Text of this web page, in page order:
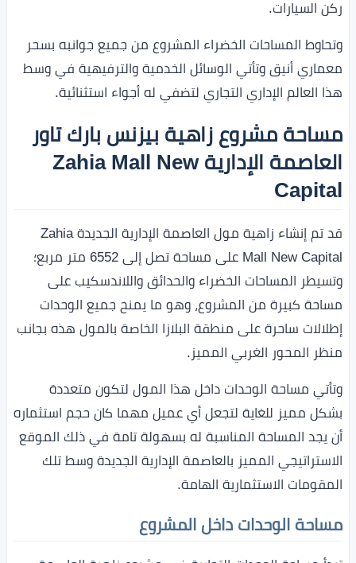
ركن السيارات.
وتحاوط المساحات الخضراء المشروع من جميع جوانبه بسحر
معماري أنيق وتأتي الوسائل الخدمية والترفيهية في وسط
هذا العالم الإداري التجاري لتضفي له أجواء استثنائية.
مساحة مشروع زاهية بيزنس بارك تاور
العاصمة الإدارية Zahia Mall New
Capital
قد تم إنشاء زاهية مول العاصمة الإدارية الجديدة Zahia
Mall New Capital على مساحة تصل إلى 6552 متر مربع؛
وتسيطر المساحات الخضراء والحدائق واللاندسكيب على
مساحة كبيرة من المشروع، وهو ما يمنح جميع الوحدات
إطلالات ساحرة على منطقة البلازا الخاصة بالمول هذه بجانب
منظر المحور الغربي المميز.
وتأتي مساحة الوحدات داخل هذا المول لتكون متعددة
بشكل مميز للغاية لتجعل أي عميل مهما كان حجم استثماره
أن يجد المساحة المناسبة له بسهولة تامة في ذلك الموقع
الاستراتيجي المميز بالعاصمة الإدارية الجديدة وسط تلك
المقومات الاستثمارية الهامة.
مساحة الوحدات داخل المشروع